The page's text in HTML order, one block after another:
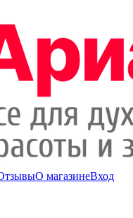
О магазинеВход